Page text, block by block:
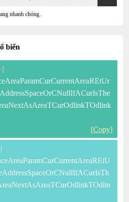
nhanh chóng.
biến
|
[Copy]